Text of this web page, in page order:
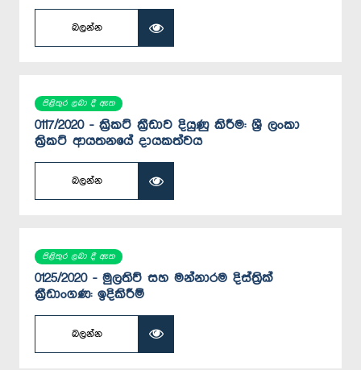
බලන්න
පිළිතුර ලබා දී ඇත
0117/2020 - ක්‍රිකට් ක්‍රීඩාව දියුණු කිරීම: ශ්‍රී ලංකා
ක්‍රිකට් ආයතනයේ දායකත්වය
බලන්න
පිළිතුර ලබා දී ඇත
0125/2020 - මුලතිව් සහ මන්නාරම දිස්ත්‍රික්
ක්‍රී‍ඩාංගණ: ඉදිකිරීම්
බලන්න